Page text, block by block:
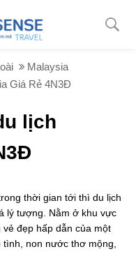
Malaysia
Giá Rẻ 4N3Đ
lịch
thời gian tới thì du lịch
lý tượng. Nằm ở khu vực
đẹp hấp dẫn của một
non nước thơ mộng,